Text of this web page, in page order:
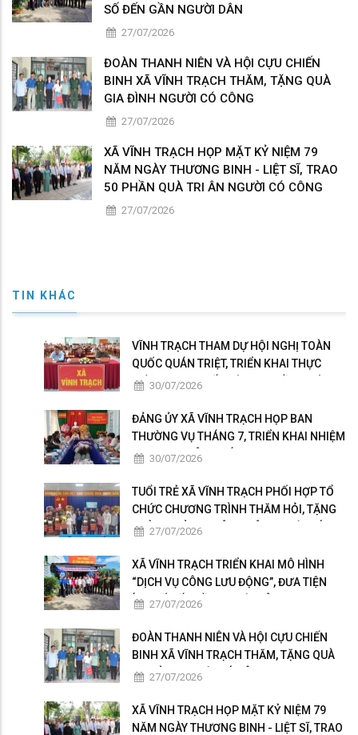
SỐ ĐẾN GẦN NGƯỜI DÂN
27/07/2026
ĐOÀN THANH NIÊN VÀ HỘI CỰU CHIẾN
BINH XÃ VĨNH TRẠCH THĂM, TẶNG QUÀ
GIA ĐÌNH NGƯỜI CÓ CÔNG
27/07/2026
XÃ VĨNH TRẠCH HỌP MẶT KỶ NIỆM 79
NĂM NGÀY THƯƠNG BINH - LIỆT SĨ, TRAO
50 PHẦN QUÀ TRI ÂN NGƯỜI CÓ CÔNG
27/07/2026
TIN KHÁC
VĨNH TRẠCH THAM DỰ HỘI NGHỊ TOÀN
QUỐC QUÁN TRIỆT, TRIỂN KHAI THỰC
HIỆN NGHỊ QUYẾT HỘI NGHỊ LẦN THỨ BA
KHÓA XIV
30/07/2026
ĐẢNG ỦY XÃ VĨNH TRẠCH HỌP BAN
THƯỜNG VỤ THÁNG 7, TRIỂN KHAI NHIỆM
VỤ TRỌNG TÂM THÁNG 8
30/07/2026
TUỔI TRẺ XÃ VĨNH TRẠCH PHỐI HỢP TỔ
CHỨC CHƯƠNG TRÌNH THĂM HỎI, TẶNG
QUÀ GIA ĐÌNH THÂN NHÂN NGƯỜI CÓ
27/07/2026
XÃ VĨNH TRẠCH TRIỂN KHAI MÔ HÌNH
“DỊCH VỤ CÔNG LƯU ĐỘNG”, ĐƯA TIỆN
ÍCH SỐ ĐẾN GẦN NGƯỜI DÂN
27/07/2026
ĐOÀN THANH NIÊN VÀ HỘI CỰU CHIẾN
BINH XÃ VĨNH TRẠCH THĂM, TẶNG QUÀ
GIA ĐÌNH NGƯỜI CÓ CÔNG
27/07/2026
XÃ VĨNH TRẠCH HỌP MẶT KỶ NIỆM 79
NĂM NGÀY THƯƠNG BINH - LIỆT SĨ, TRAO